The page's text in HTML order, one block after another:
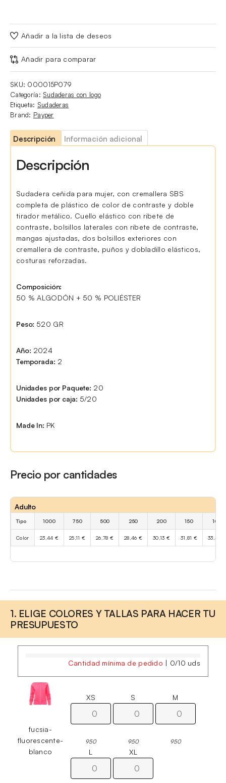
Añadir a la lista de deseos
Añadir para comparar
SKU: 000015P079
Categoría: Sudaderas con logo
Etiqueta: Sudaderas
Brand: Payper
Descripción Información adicional
Descripción
Sudadera ceñida para mujer, con cremallera SBS
completa de plástico de color de contraste y doble
tirador metálico. Cuello elástico con ribete de
contraste, bolsillos laterales con ribete de contraste,
mangas ajustadas, dos bolsillos exteriores con
cremallera de contraste, puños y dobladillo elásticos,
costuras reforzadas.
Composición:
50 % ALGODÓN + 50 % POLIÉSTER
Peso: 520 GR
Año: 2024
Temporada: 2
Unidades por Paquete: 20
Unidades por caja: 5/20
Made In: PK
Precio por cantidades
Adulto
Tipo 1000 750 500 250 200 150 100
Color 23,44 € 25,11 € 26,78 € 28,46 € 30,13 € 31,81 € 33,48 €
1. ELIGE COLORES Y TALLAS PARA HACER TU
PRESUPUESTO
Cantidad mínima de pedido | 0/10 uds
fucsia-
fluorescente-
blanco
XS
950
S
950
M
950
L XL